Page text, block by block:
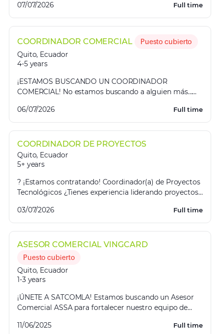
estrategia...
Full time
07/07/2026
COORDINADOR COMERCIAL Puesto cubierto
Quito, Ecuador
4-5 years
¡ESTAMOS BUSCANDO UN COORDINADOR
COMERCIAL! No estamos buscando a alguien más…
negocios y supera...
Full time
06/07/2026
COORDINADOR DE PROYECTOS
Quito, Ecuador
5+ years
? ¡Estamos contratando! Coordinador(a) de Proyectos
Tecnológicos ¿Tienes experiencia liderando proyectos
Full time
03/07/2026
ASESOR COMERCIAL VINGCARD
Puesto cubierto
Quito, Ecuador
1-3 years
¡ÚNETE A SATCOMLA! Estamos buscando un Asesor
Comercial ASSA para fortalecer nuestro equipo de
apasionad...
Full time
11/06/2025